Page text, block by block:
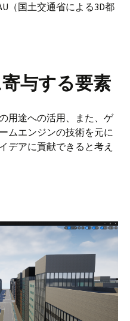
（国土交通省による3D都
与する要素
用途への活用、また、ゲ
ムエンジンの技術を元に
デアに貢献できると考え